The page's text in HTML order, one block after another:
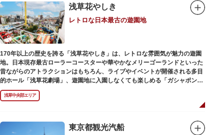
仲見世や、隅田川や東京スカイツリーも一望できるビュースポットとなって
います。
浅草の街並みに溶け込む平屋を重ねたようなおしゃれな外観は、日本を代表
する建築家・隈研吾氏によるデザイン。木の温もりあふれる空間は、初めて
日本を訪れる海外ツーリストにも優しい印象を与えています。
浅草花やしき
レトロな日本最古の遊園地
170年以上の歴史を誇る「浅草花やしき」は、レトロな雰囲気が魅力の遊園
地。日本現存最古ローラーコースターや華やかなメリーゴーランドといった
昔ながらのアトラクションはもちろん、ライブやイベントが開催される多目
的ホール「浅草花劇場」、遊園地に入園しなくても楽しめる「ガシャポンの
デパート浅草花やしき店」も併設され、さまざまな娯楽を楽しめる浅草の
「遊びの場」として親しまれています。
と菊細工を主とした花園（かえん）として誕生しました。明治時代に入ると
浅草中央部エリア
東京都観光汽船